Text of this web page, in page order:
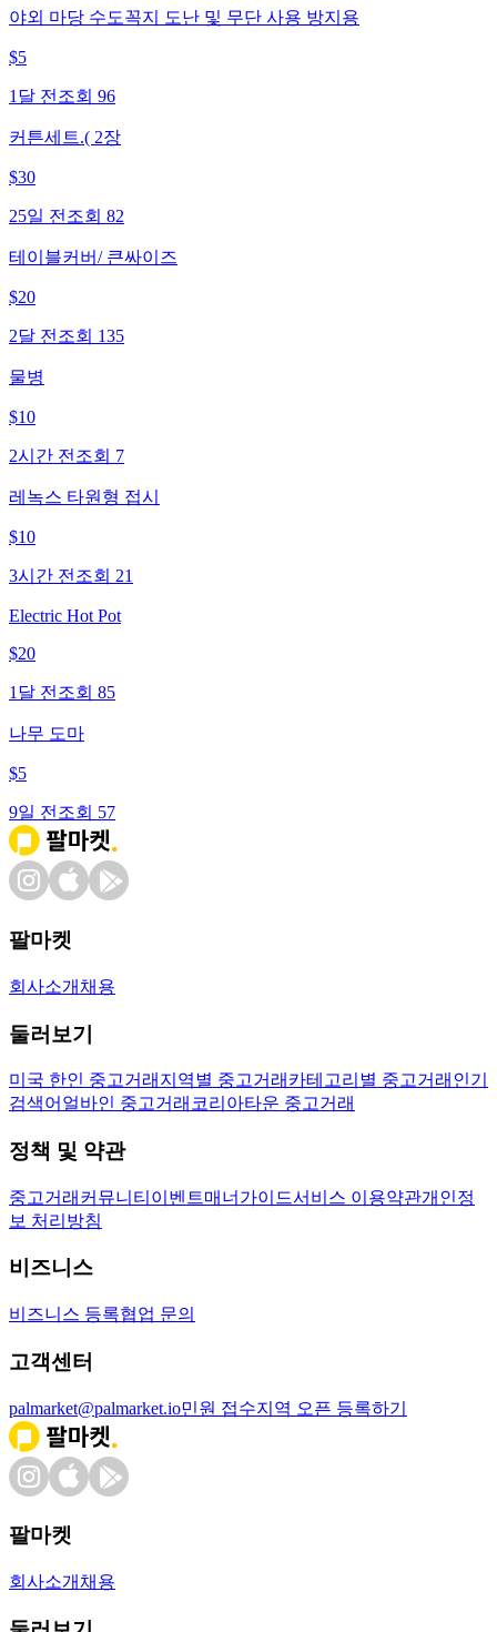
야외 마당 수도꼭지 도난 및 무단 사용 방지용
$5
1달 전 조회 96
커튼세트.( 2장
$30
25일 전 조회 82
테이블커버/ 큰싸이즈
$20
2달 전 조회 135
물병
$10
2시간 전 조회 7
레녹스 타원형 접시
$10
3시간 전 조회 21
Electric Hot Pot
$20
1달 전 조회 85
나무 도마
$5
9일 전 조회 57
팔마켓
회사소개 채용
둘러보기
미국 한인 중고거래 지역별 중고거래 카테고리별 중고거래 인기
검색어 얼바인 중고거래 코리아타운 중고거래
정책 및 약관
중고거래 커뮤니티 이벤트매너가이드서비스 이용약관개인정
보 처리방침
비즈니스
비즈니스 등록협업 문의
고객센터
palmarket@palmarket.io민원 접수지역 오픈 등록하기
팔마켓
회사소개 채용